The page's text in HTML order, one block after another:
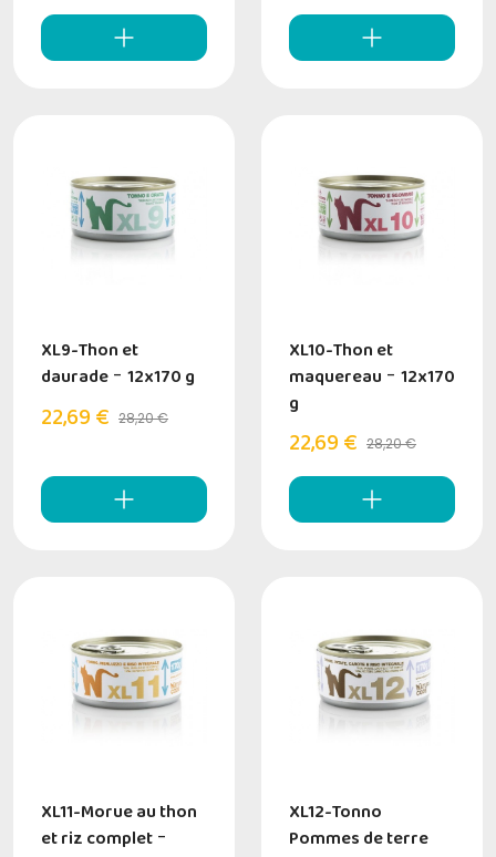
XL9-Thon et
daurade - 12x170 g
22,69 € 28,20 €
XL10-Thon et
maquereau - 12x170
g
22,69 € 28,20 €
XL11-Morue au thon
et riz complet -
XL12-Tonno
Pommes de terre